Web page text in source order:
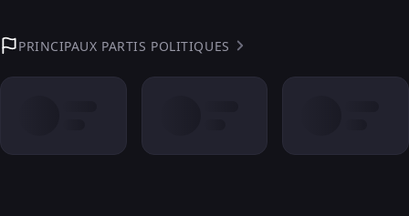
PRINCIPAUX PARTIS POLITIQUES